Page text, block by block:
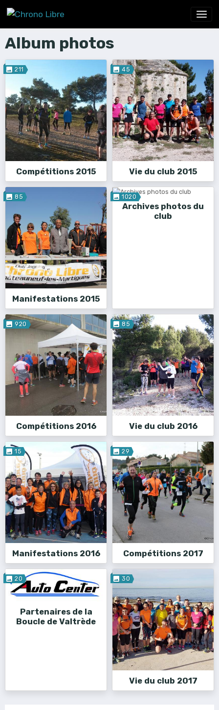
Album photos
211
Compétitions 2015
45
Vie du club 2015
85
Manifestations 2015
1020
Archives photos du
club
920
Compétitions 2016
85
Vie du club 2016
15
Manifestations 2016
29
Compétitions 2017
20
Partenaires de la
Boucle de Valtrède
30
Vie du club 2017